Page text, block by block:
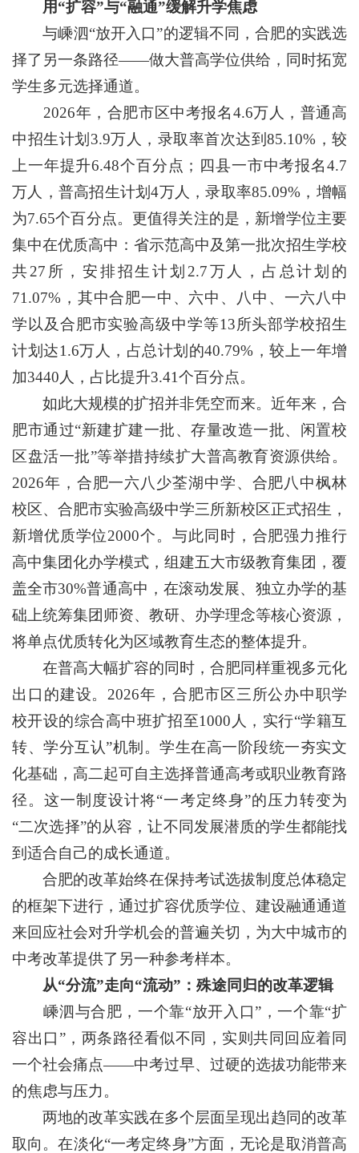
用“扩容”与“融通”缓解升学焦虑
与嵊泗“放开入口”的逻辑不同，合肥的实践选
择了另一条路径——做大普高学位供给，同时拓宽
学生多元选择通道。
2026年，合肥市区中考报名4.6万人，普通高
中招生计划3.9万人，录取率首次达到85.10%，较
上一年提升6.48个百分点；四县一市中考报名4.7
万人，普高招生计划4万人，录取率85.09%，增幅
为7.65个百分点。更值得关注的是，新增学位主要
集中在优质高中：省示范高中及第一批次招生学校
共27所，安排招生计划2.7万人，占总计划的
71.07%，其中合肥一中、六中、八中、一六八中
学以及合肥市实验高级中学等13所头部学校招生
计划达1.6万人，占总计划的40.79%，较上一年增
加3440人，占比提升3.41个百分点。
如此大规模的扩招并非凭空而来。近年来，合
肥市通过“新建扩建一批、存量改造一批、闲置校
区盘活一批”等举措持续扩大普高教育资源供给。
2026年，合肥一六八少荃湖中学、合肥八中枫林
校区、合肥市实验高级中学三所新校区正式招生，
新增优质学位2000个。与此同时，合肥强力推行
高中集团化办学模式，组建五大市级教育集团，覆
盖全市30%普通高中，在滚动发展、独立办学的基
础上统筹集团师资、教研、办学理念等核心资源，
将单点优质转化为区域教育生态的整体提升。
在普高大幅扩容的同时，合肥同样重视多元化
出口的建设。2026年，合肥市区三所公办中职学
校开设的综合高中班扩招至1000人，实行“学籍互
转、学分互认”机制。学生在高一阶段统一夯实文
化基础，高二起可自主选择普通高考或职业教育路
径。这一制度设计将“一考定终身”的压力转变为
“二次选择”的从容，让不同发展潜质的学生都能找
到适合自己的成长通道。
合肥的改革始终在保持考试选拔制度总体稳定
的框架下进行，通过扩容优质学位、建设融通通道
来回应社会对升学机会的普遍关切，为大中城市的
中考改革提供了另一种参考样本。
从“分流”走向“流动”：殊途同归的改革逻辑
嵊泗与合肥，一个靠“放开入口”，一个靠“扩
容出口”，两条路径看似不同，实则共同回应着同
一个社会痛点——中考过早、过硬的选拔功能带来
的焦虑与压力。
两地的改革实践在多个层面呈现出趋同的改革
取向。在淡化“一考定终身”方面，无论是取消普高